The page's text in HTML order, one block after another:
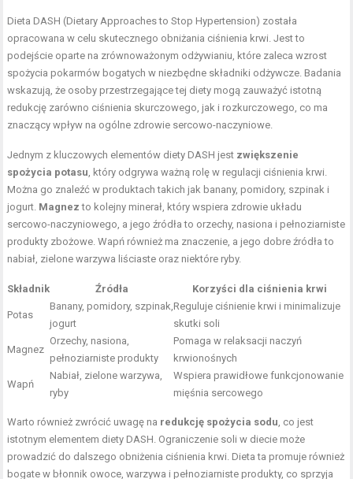
Dieta DASH (Dietary Approaches to Stop Hypertension) została
opracowana w celu skutecznego obniżania ciśnienia krwi. Jest to
podejście oparte na zrównoważonym odżywianiu, które zaleca wzrost
spożycia pokarmów bogatych w niezbędne składniki odżywcze. Badania
wskazują, że osoby przestrzegające tej diety mogą zauważyć istotną
redukcję zarówno ciśnienia skurczowego, jak i rozkurczowego, co ma
znaczący wpływ na ogólne zdrowie sercowo-naczyniowe.
Jednym z kluczowych elementów diety DASH jest zwiększenie
spożycia potasu, który odgrywa ważną rolę w regulacji ciśnienia krwi.
Można go znaleźć w produktach takich jak banany, pomidory, szpinak i
jogurt. Magnez to kolejny minerał, który wspiera zdrowie układu
sercowo-naczyniowego, a jego źródła to orzechy, nasiona i pełnoziarniste
produkty zbożowe. Wapń również ma znaczenie, a jego dobre źródła to
nabiał, zielone warzywa liściaste oraz niektóre ryby.
Składnik Źródła Korzyści dla ciśnienia krwi
Potas
Banany, pomidory, szpinak,
jogurt
Reguluje ciśnienie krwi i minimalizuje
skutki soli
Magnez
Orzechy, nasiona,
pełnoziarniste produkty
Pomaga w relaksacji naczyń
krwionośnych
Wapń
Nabiał, zielone warzywa,
ryby
Wspiera prawidłowe funkcjonowanie
mięśnia sercowego
Warto również zwrócić uwagę na redukcję spożycia sodu, co jest
istotnym elementem diety DASH. Ograniczenie soli w diecie może
prowadzić do dalszego obniżenia ciśnienia krwi. Dieta ta promuje również
bogate w błonnik owoce, warzywa i pełnoziarniste produkty, co sprzyja